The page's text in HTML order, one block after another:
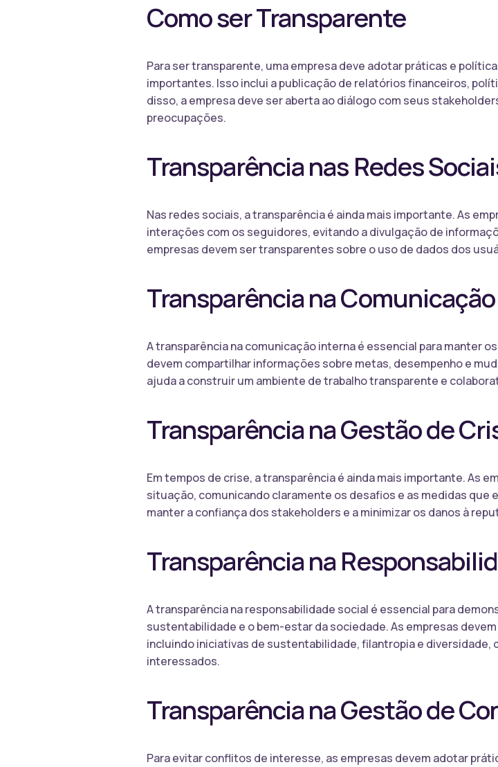
Como ser Transparente
Para ser transparente, uma empresa deve adotar práticas e
importantes. Isso inclui a publicação de relatórios financeiros,
disso, a empresa deve ser aberta ao diálogo com seus
preocupações.
Transparência nas Redes
Nas redes sociais, a transparência é ainda mais importante. As
interações com os seguidores, evitando a divulgação de
empresas devem ser transparentes sobre o uso de dados dos
Transparência na
A transparência na comunicação interna é essencial para manter
devem compartilhar informações sobre metas, desempenho e
ajuda a construir um ambiente de trabalho transparente e
Transparência na Gestão de
Em tempos de crise, a transparência é ainda mais importante. As
situação, comunicando claramente os desafios e as medidas que
manter a confiança dos stakeholders e a minimizar os danos à
Transparência na
A transparência na responsabilidade social é essencial para
sustentabilidade e o bem-estar da sociedade. As empresas
incluindo iniciativas de sustentabilidade, filantropia e diversidade,
interessados.
Transparência na Gestão de
Para evitar conflitos de interesse, as empresas devem adotar